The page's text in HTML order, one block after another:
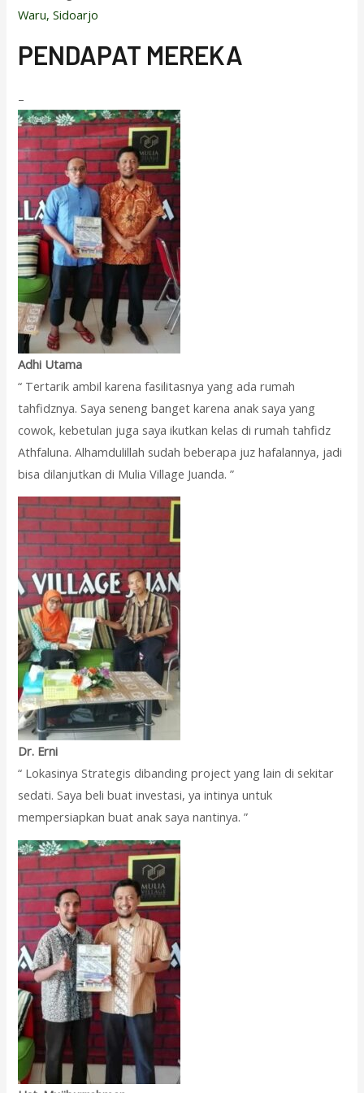
Waru, Sidoarjo
PENDAPAT MEREKA
–
Adhi Utama
“ Tertarik ambil karena fasilitasnya yang ada rumah
tahfidznya. Saya seneng banget karena anak saya yang
cowok, kebetulan juga saya ikutkan kelas di rumah tahfidz
Athfaluna. Alhamdulillah sudah beberapa juz hafalannya, jadi
bisa dilanjutkan di Mulia Village Juanda. ”
Dr. Erni
“ Lokasinya Strategis dibanding project yang lain di sekitar
sedati. Saya beli buat investasi, ya intinya untuk
mempersiapkan buat anak saya nantinya. ”